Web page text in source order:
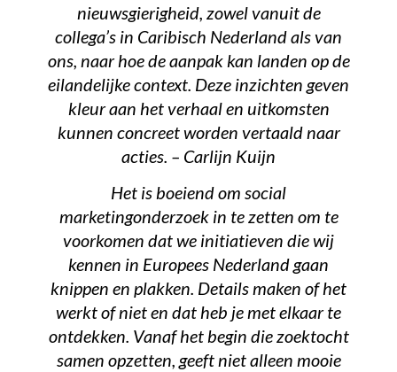
nieuwsgierigheid, zowel vanuit de
collega’s in Caribisch Nederland als van
ons, naar hoe de aanpak kan landen op de
eilandelijke context. Deze inzichten geven
kleur aan het verhaal en uitkomsten
kunnen concreet worden vertaald naar
acties. – Carlijn Kuijn
Het is boeiend om social
marketingonderzoek in te zetten om te
voorkomen dat we initiatieven die wij
kennen in Europees Nederland gaan
knippen en plakken. Details maken of het
werkt of niet en dat heb je met elkaar te
ontdekken. Vanaf het begin die zoektocht
samen opzetten, geeft niet alleen mooie